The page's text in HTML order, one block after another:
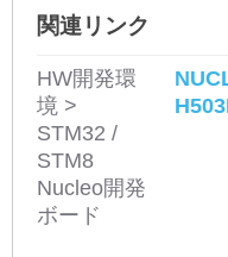
関連リンク
HW開発環
境 >
STM32 /
STM8
Nucleo開発
ボード